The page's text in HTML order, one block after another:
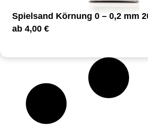
Spielsand Körnung 0 – 0,2 mm
ab 4,00 €